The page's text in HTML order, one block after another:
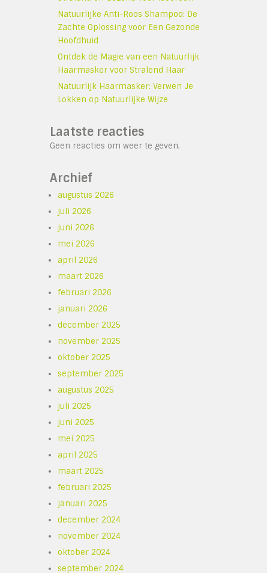
Natuurlijke Anti-Roos Shampoo: De
Zachte Oplossing voor Een Gezonde
Hoofdhuid
Ontdek de Magie van een Natuurlijk
Haarmasker voor Stralend Haar
Natuurlijk Haarmasker: Verwen Je
Lokken op Natuurlijke Wijze
Laatste reacties
Geen reacties om weer te geven.
Archief
augustus 2026
juli 2026
juni 2026
mei 2026
april 2026
maart 2026
februari 2026
januari 2026
december 2025
november 2025
oktober 2025
september 2025
augustus 2025
juli 2025
juni 2025
mei 2025
april 2025
maart 2025
februari 2025
januari 2025
december 2024
november 2024
oktober 2024
september 2024